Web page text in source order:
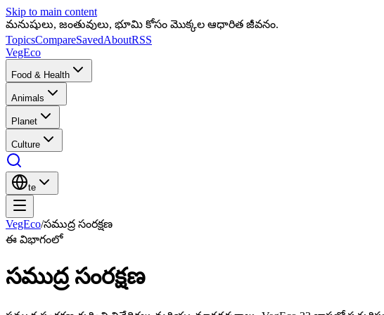
Skip to main content
మనుషులు, జంతువులు, భూమి కోసం మొక్కల ఆధారిత జీవనం.
TopicsCompareSavedAboutRSS
VegEco
Food & Health
Animals
Planet
Culture
te
VegEco/సముద్ర సంరక్షణ
ఈ విభాగంలో
సముద్ర సంరక్షణ